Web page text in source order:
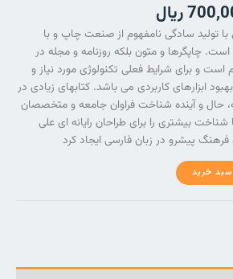
ریال
تولید سادگی نامفهوم از صنعت چاپ و با
است. چاپگرها و متون بلکه روزنامه و مجله در
است و برای شرایط فعلی تکنولوژی مورد نیاز و
ابزارهای کاربردی می باشد. کتابهای زیادی در
و آینده شناخت فراوان جامعه و متخصصان
شناخت بیشتری را برای طراحان رایانه ای علی
پیشرو در زبان فارسی ایجاد کرد
سبد خرید